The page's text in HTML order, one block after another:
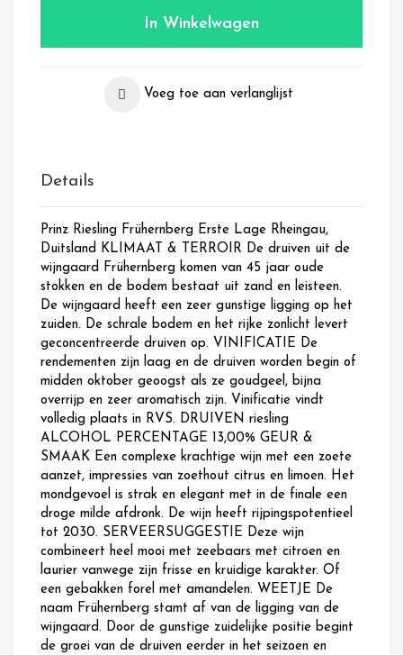
In Winkelwagen
Voeg toe aan verlanglijst
Details
Prinz Riesling Frühernberg Erste Lage Rheingau,
Duitsland KLIMAAT & TERROIR De druiven uit de
wijngaard Frühernberg komen van 45 jaar oude
stokken en de bodem bestaat uit zand en leisteen.
De wijngaard heeft een zeer gunstige ligging op het
zuiden. De schrale bodem en het rijke zonlicht levert
geconcentreerde druiven op. VINIFICATIE De
rendementen zijn laag en de druiven worden begin of
midden oktober geoogst als ze goudgeel, bijna
overrijp en zeer aromatisch zijn. Vinificatie vindt
volledig plaats in RVS. DRUIVEN riesling
ALCOHOL PERCENTAGE 13,00% GEUR &
SMAAK Een complexe krachtige wijn met een zoete
aanzet, impressies van zoethout citrus en limoen. Het
mondgevoel is strak en elegant met in de finale een
droge milde afdronk. De wijn heeft rijpingspotentieel
tot 2030. SERVEERSUGGESTIE Deze wijn
combineert heel mooi met zeebaars met citroen en
laurier vanwege zijn frisse en kruidige karakter. Of
een gebakken forel met amandelen. WEETJE De
naam Frühernberg stamt af van de ligging van de
wijngaard. Door de gunstige zuidelijke positie begint
de groei van de druiven eerder in het seizoen en